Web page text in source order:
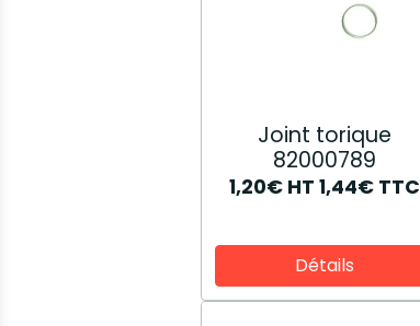
Joint torique
82000789
1,20€ HT 1,44€ TTC
Détails